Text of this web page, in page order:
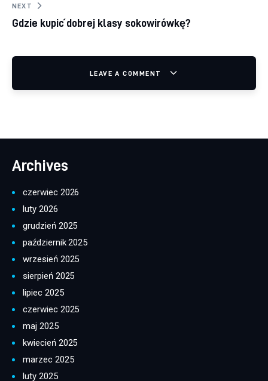
NEXT
Gdzie kupić dobrej klasy sokowirówkę?
LEAVE A COMMENT
Archives
czerwiec 2026
luty 2026
grudzień 2025
październik 2025
wrzesień 2025
sierpień 2025
lipiec 2025
czerwiec 2025
maj 2025
kwiecień 2025
marzec 2025
luty 2025